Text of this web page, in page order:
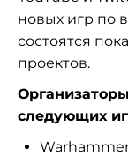
новых игр по
состоятся
проектов.
следующих